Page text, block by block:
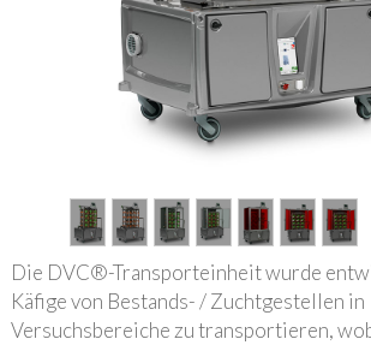
Die DVC®-Transporteinheit wurde
Käfige von Bestands- / Zuchtgestellen in
Versuchsbereiche zu transportieren,